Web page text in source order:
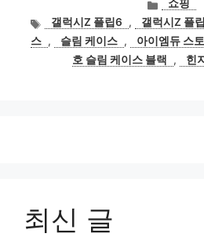
테
고
리
쇼핑
태갤럭시Z 플립6 , 갤럭시Z 플
스 , 슬림 케이스 , 아이엠듀 스
호 슬림 케이스 블랙
, 힌
최신 글